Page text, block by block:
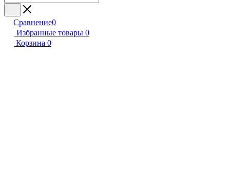
Сравнение0
Избранные товары 0
Корзина 0